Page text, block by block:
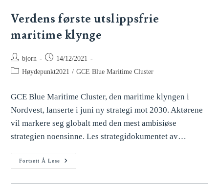
Verdens første utslippsfrie
maritime klynge
bjorn
14/12/2021
Høydepunkt2021 / GCE Blue Maritime Cluster
GCE Blue Maritime Cluster, den maritime klyngen i
Nordvest, lanserte i juni ny strategi mot 2030. Aktørene
vil markere seg globalt med den mest ambisiøse
strategien noensinne. Les strategidokumentet av…
Fortsett Å Lese